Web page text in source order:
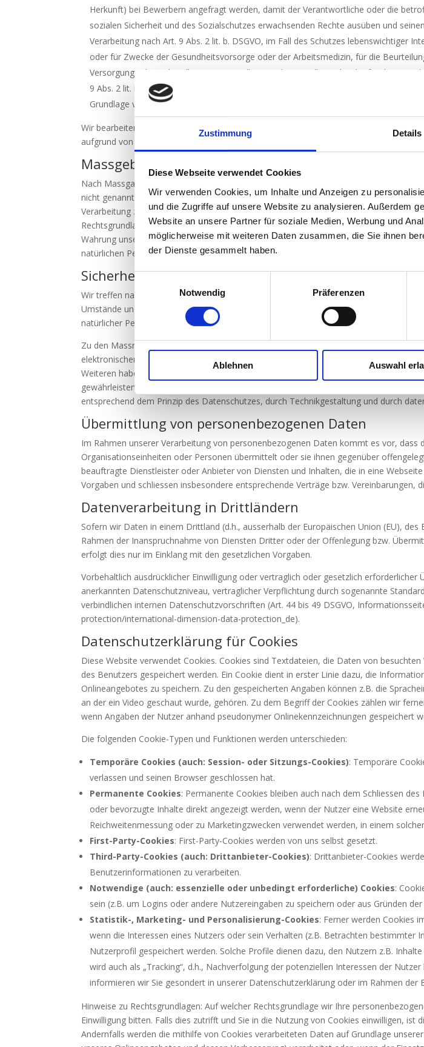
Zustimmung Details
Diese Webseite verwendet Cookies
Wir verwenden Cookies, um Inhalte und Anzeigen zu
und die Zugriffe auf unsere Website zu analysieren. Außerdem
Website an unsere Partner für soziale Medien, Werbung und
möglicherweise mit weiteren Daten zusammen, die Sie ihnen
der Dienste gesammelt haben.
Einwilligungsauswahl
Notwendig
Präferenzen
Ablehnen Auswahl
Herkunft) bei Bewerbern angefragt werden, damit der Verantwortliche oder die
sozialen Sicherheit und des Sozialschutzes erwachsenden Rechte ausüben und
Verarbeitung nach Art. 9 Abs. 2 lit. b. DSGVO, im Fall des Schutzes lebenswichtiger
oder für Zwecke der Gesundheitsvorsorge oder der Arbeitsmedizin, für die
Versorgung oder Behandlung im Gesundheits- oder Sozialbereich oder für die
9 Abs. 2 lit. h. DSGVO. Im Fall einer auf freiwilliger Einwilligung beruhenden
Grundlage von Art. 9 Abs. 2 lit. a. DSGVO.
Wir bearbeiten Personendaten für jene Dauer, die für den jeweiligen Zweck oder die
aufgrund von gesetzlichen und sonstigen Pflichten, denen wir unterliegen, schränken
Massgebliche Rechtsgrundlagen
Nach Massgabe des Art. 13 DSGVO teilen wir Ihnen die Rechtsgrundlagen unserer
nicht genannt wird, gilt Folgendes: Die Rechtsgrundlage für die Einholung von
Verarbeitung zur Erfüllung unserer Leistungen und Durchführung vertraglicher
Rechtsgrundlage für die Verarbeitung zur Erfüllung unserer rechtlichen
Wahrung unserer berechtigten Interessen ist Art. 6 Abs. 1 lit. f DSGVO. Für den Fall,
natürlichen Person eine Verarbeitung personenbezogener Daten erforderlich machen,
Sicherheitsmassnahmen
Wir treffen nach Massgabe der gesetzlichen Vorgaben unter Berücksichtigung des
Umstände und der Zwecke der Verarbeitung sowie der unterschiedlichen
natürlicher Personen geeignete technische und organisatorische Massnahmen, um ein
Zu den Massnahmen gehören insbesondere die Sicherung der Vertraulichkeit,
elektronischen Zugangs zu den Daten als auch des sie betreffenden Zugriffs, der
Weiteren haben wir Verfahren eingerichtet, die eine Wahrnehmung von
gewährleisten. Ferner berücksichtigen wir den Schutz personenbezogener Daten
entsprechend dem Prinzip des Datenschutzes, durch Technikgestaltung und durch
Übermittlung von personenbezogenen Daten
Im Rahmen unserer Verarbeitung von personenbezogenen Daten kommt es vor,
Organisationseinheiten oder Personen übermittelt oder sie ihnen gegenüber
beauftragte Dienstleister oder Anbieter von Diensten und Inhalten, die in eine
Vorgaben und schliessen insbesondere entsprechende Verträge bzw.
Datenverarbeitung in Drittländern
Sofern wir Daten in einem Drittland (d.h., ausserhalb der Europäischen Union (EU),
Rahmen der Inanspruchnahme von Diensten Dritter oder der Offenlegung bzw.
erfolgt dies nur im Einklang mit den gesetzlichen Vorgaben.
Vorbehaltlich ausdrücklicher Einwilligung oder vertraglich oder gesetzlich
anerkannten Datenschutzniveau, vertraglicher Verpflichtung durch sogenannte
verbindlichen internen Datenschutzvorschriften (Art. 44 bis 49 DSGVO,
protection/international-dimension-data-protection_de).
Datenschutzerklärung für Cookies
Diese Website verwendet Cookies. Cookies sind Textdateien, die Daten von
des Benutzers gespeichert werden. Ein Cookie dient in erster Linie dazu, die
Onlineangebotes zu speichern. Zu den gespeicherten Angaben können z.B. die
an der ein Video geschaut wurde, gehören. Zu dem Begriff der Cookies zählen wir
wenn Angaben der Nutzer anhand pseudonymer Onlinekennzeichnungen gespeichert
Die folgenden Cookie-Typen und Funktionen werden unterschieden:
Temporäre Cookies (auch: Session- oder Sitzungs-Cookies): Temporäre
verlassen und seinen Browser geschlossen hat.
Permanente Cookies: Permanente Cookies bleiben auch nach dem Schliessen
oder bevorzugte Inhalte direkt angezeigt werden, wenn der Nutzer eine Website
Reichweitenmessung oder zu Marketingzwecken verwendet werden, in einem
First-Party-Cookies: First-Party-Cookies werden von uns selbst gesetzt.
Third-Party-Cookies (auch: Drittanbieter-Cookies): Drittanbieter-Cookies
Benutzerinformationen zu verarbeiten.
Notwendige (auch: essenzielle oder unbedingt erforderliche) Cookies:
sein (z.B. um Logins oder andere Nutzereingaben zu speichern oder aus Gründen der
Statistik-, Marketing- und Personalisierung-Cookies: Ferner werden Cookies
wenn die Interessen eines Nutzers oder sein Verhalten (z.B. Betrachten bestimmter
Nutzerprofil gespeichert werden. Solche Profile dienen dazu, den Nutzern z.B.
wird auch als „Tracking“, d.h., Nachverfolgung der potenziellen Interessen der
informieren wir Sie gesondert in unserer Datenschutzerklärung oder im Rahmen der
Hinweise zu Rechtsgrundlagen: Auf welcher Rechtsgrundlage wir Ihre
Einwilligung bitten. Falls dies zutrifft und Sie in die Nutzung von Cookies einwilligen, ist
Andernfalls werden die mithilfe von Cookies verarbeiteten Daten auf Grundlage